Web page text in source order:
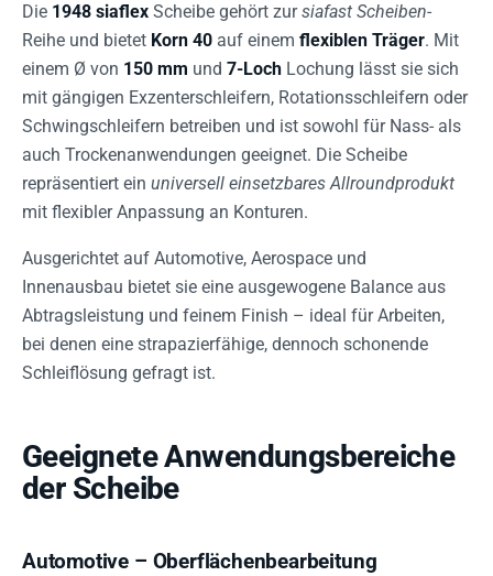
Die 1948 siaflex Scheibe gehört zursiafast Scheiben-
Reihe und bietet Korn 40 auf einem flexiblen Träger. Mit
einem Ø von 150 mm und 7-Loch Lochung lässt sie sich
mit gängigen Exzenterschleifern, Rotationsschleifern oder
Schwingschleifern betreiben und ist sowohl für Nass- als
auch Trockenanwendungen geeignet. Die Scheibe
repräsentiert ein universell einsetzbares Allroundprodukt
mit flexibler Anpassung an Konturen.
Ausgerichtet auf Automotive, Aerospace und
Innenausbau bietet sie eine ausgewogene Balance aus
Abtragsleistung und feinem Finish – ideal für Arbeiten,
bei denen eine strapazierfähige, dennoch schonende
Schleiflösung gefragt ist.
Geeignete Anwendungsbereiche
der Scheibe
Automotive – Oberflächenbearbeitung